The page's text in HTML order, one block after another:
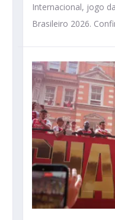
Internacional, jogo
Brasileiro 2026.